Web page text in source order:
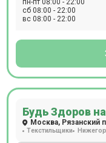
физиотерапия,
осуществляется под
здоровья
применяется
терапия,
пн-пт 08:00 - 22:00
сб 08:00 - 22:00
вс 08:00 - 22:00
Будь Здоров
Москва, Рязанский
Текстильщики